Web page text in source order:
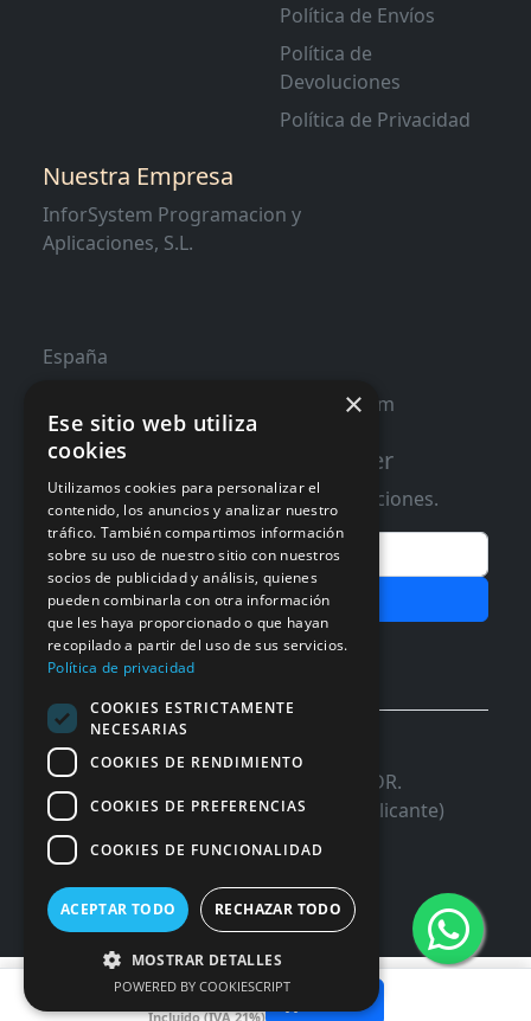
22,64 €
Incluido (IVA 21%)
Política de Envíos
Política de
Devoluciones
Política de Privacidad
Nuestra Empresa
InforSystem Programacion y
Aplicaciones, S.L.
España
contacto@distribucioninformatica.com
Suscribete a nuestro Newsletter
Te informaremos de ofertas y promociones.
Email
Subscribir
Aceptar Politica dePrivacidad
© 2026 InforSystem Programacion y
Aplicaciones, S.L. CIF: B54337985 | C/DR.
Marañon, 17 Local 5 | 03680 - ASPE (Alicante)
×
Ese sitio web utiliza
cookies
Utilizamos cookies para personalizar el
contenido, los anuncios y analizar nuestro
tráfico. También compartimos información
sobre su uso de nuestro sitio con nuestros
socios de publicidad y análisis, quienes
pueden combinarla con otra información
que les haya proporcionado o que hayan
recopilado a partir del uso de sus servicios.
Política de privacidad
COOKIES ESTRICTAMENTE
NECESARIAS
COOKIES DE RENDIMIENTO
COOKIES DE PREFERENCIAS
COOKIES DE FUNCIONALIDAD
ACEPTAR TODO RECHAZAR TODO
MOSTRAR DETALLES
POWERED BY COOKIESCRIPT